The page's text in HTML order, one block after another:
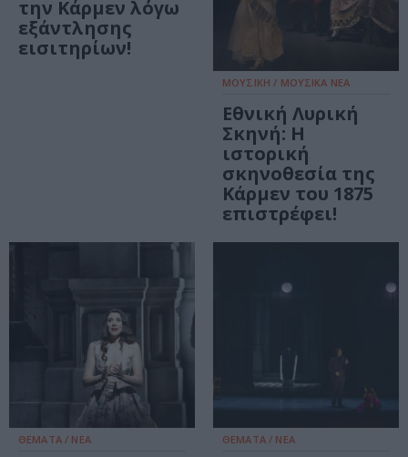
την Κάρμεν λόγω
εξάντλησης
εισιτηρίων!
ΜΟΥΣΙΚΗ / ΜΟΥΣΙΚΑ ΝΕΑ
Εθνική Λυρική
Σκηνή: Η
ιστορική
σκηνοθεσία της
Κάρμεν του 1875
επιστρέφει!
ΘΕΜΑΤΑ / ΝΕΑ ΘΕΜΑΤΑ / ΝΕΑ